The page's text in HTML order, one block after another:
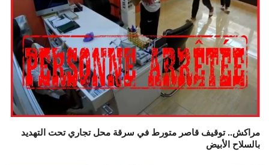
مراكش.. توقيف قاصر متورط في سرقة محل تجاري تحت التهديد
بالسلاح الأبيض